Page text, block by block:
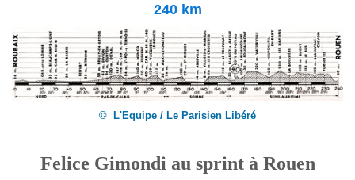
240 km
© L'Equipe / Le Parisien Libéré
Felice Gimondi au sprint à Rouen